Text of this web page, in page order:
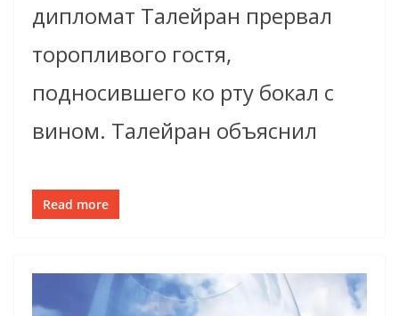
дипломат Талейран прервал
торопливого гостя,
подносившего ко рту бокал с
вином. Талейран объяснил
Read more